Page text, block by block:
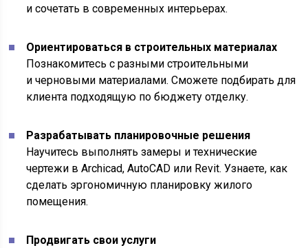
и сочетать в современных интерьерах.
Ориентироваться в строительных материалах
Познакомитесь с разными строительными
и черновыми материалами. Сможете подбирать для
клиента подходящую по бюджету отделку.
Разрабатывать планировочные решения
Научитесь выполнять замеры и технические
чертежи в Archicad, AutoCAD или Revit. Узнаете, как
сделать эргономичную планировку жилого
помещения.
Продвигать свои услуги